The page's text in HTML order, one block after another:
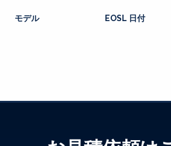
モデル EOSL 日付